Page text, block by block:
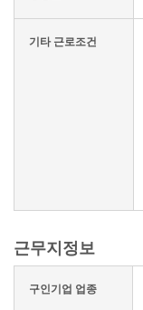
기타 근로조건
근무지정보
구인기업 업종